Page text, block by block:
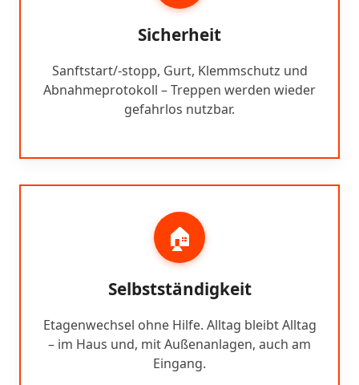
Sicherheit
Sanftstart/-stopp, Gurt, Klemmschutz und
Abnahmeprotokoll – Treppen werden wieder
gefahrlos nutzbar.
🏠
Selbstständigkeit
Etagenwechsel ohne Hilfe. Alltag bleibt Alltag
– im Haus und, mit Außenanlagen, auch am
Eingang.